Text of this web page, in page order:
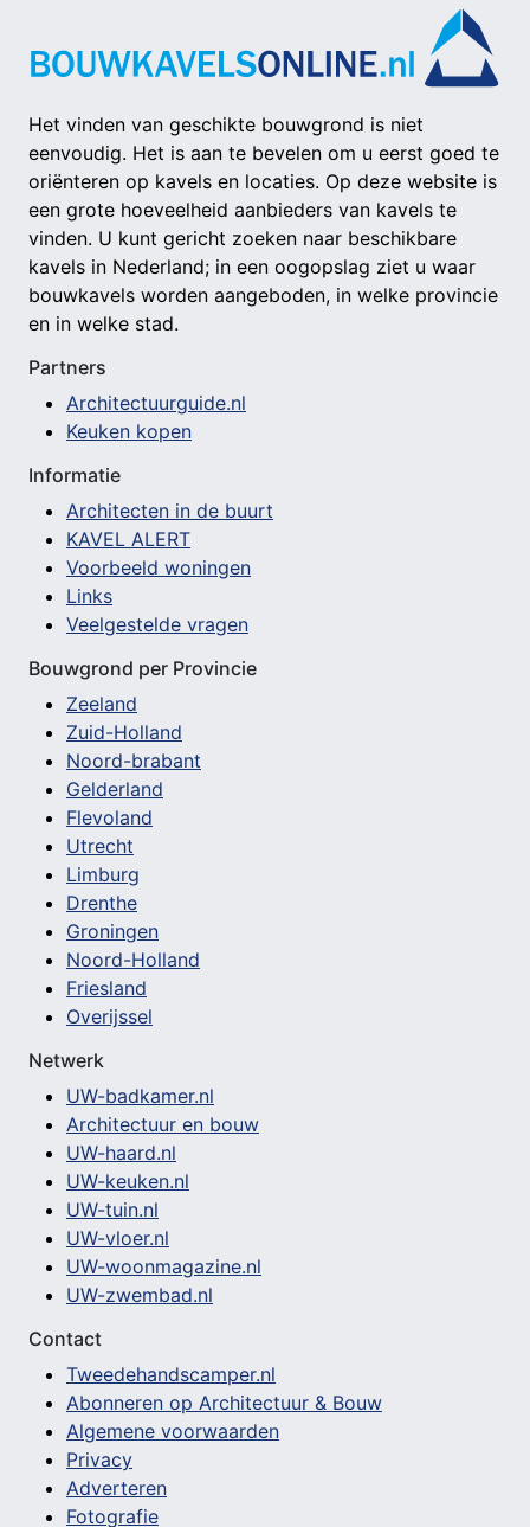
Het vinden van geschikte bouwgrond is niet
eenvoudig. Het is aan te bevelen om u eerst goed te
oriënteren op kavels en locaties. Op deze website is
een grote hoeveelheid aanbieders van kavels te
vinden. U kunt gericht zoeken naar beschikbare
kavels in Nederland; in een oogopslag ziet u waar
bouwkavels worden aangeboden, in welke provincie
en in welke stad.
Partners
Architectuurguide.nl
Keuken kopen
Informatie
Architecten in de buurt
KAVEL ALERT
Voorbeeld woningen
Links
Veelgestelde vragen
Bouwgrond per Provincie
Zeeland
Zuid-Holland
Noord-brabant
Gelderland
Flevoland
Utrecht
Limburg
Drenthe
Groningen
Noord-Holland
Friesland
Overijssel
Netwerk
UW-badkamer.nl
Architectuur en bouw
UW-haard.nl
UW-keuken.nl
UW-tuin.nl
UW-vloer.nl
UW-woonmagazine.nl
UW-zwembad.nl
Contact
Tweedehandscamper.nl
Abonneren op Architectuur & Bouw
Algemene voorwaarden
Privacy
Adverteren
Fotografie